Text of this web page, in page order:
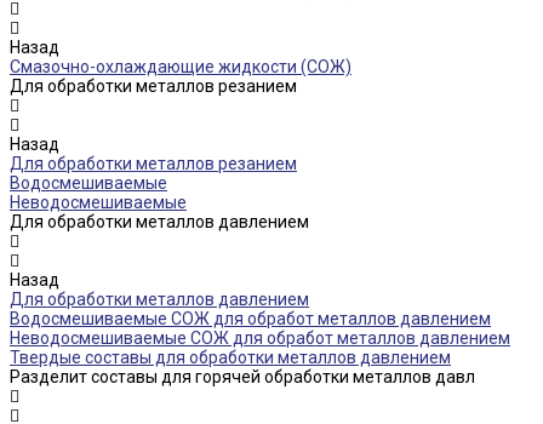
Назад
Смазочно-охлаждающие жидкости (СОЖ)
Для обработки металлов резанием
Назад
Для обработки металлов резанием
Водосмешиваемые
Неводосмешиваемые
Для обработки металлов давлением
Назад
Для обработки металлов давлением
Водосмешиваемые СОЖ для обработ металлов давлением
Неводосмешиваемые СОЖ для обработ металлов давлением
Твердые составы для обработки металлов давлением
Разделит составы для горячей обработки металлов давл